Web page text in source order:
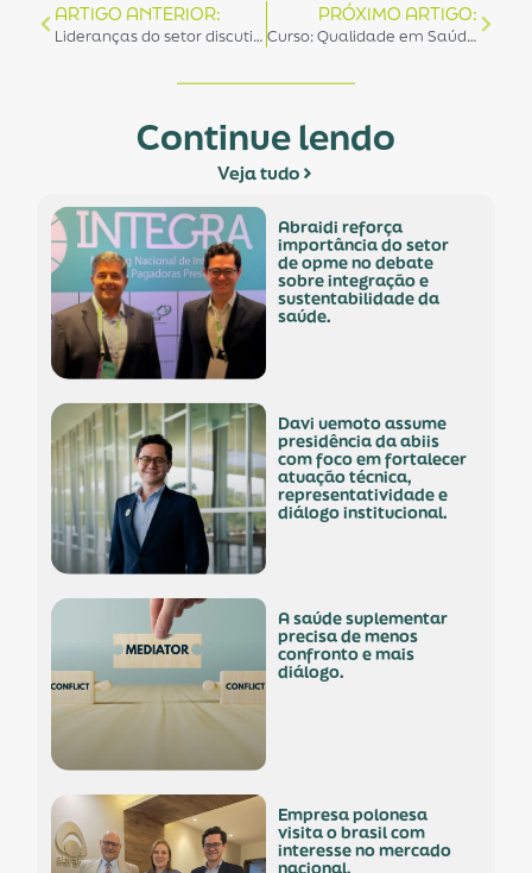
ARTIGO ANTERIOR:
Lideranças do setor discutiram em São Paulo a sustentabilidade da saúde
PRÓXIMO ARTIGO:
Curso: Qualidade em Saúde e Segurança do Paciente
Continue lendo
Veja tudo
abraidi reforça
importância do setor
de opme no debate
sobre integração e
sustentabilidade da
saúde.
davi uemoto assume
presidência da abiis
com foco em fortalecer
atuação técnica,
representatividade e
diálogo institucional.
a saúde suplementar
precisa de menos
confronto e mais
diálogo.
empresa polonesa
visita o brasil com
interesse no mercado
nacional.